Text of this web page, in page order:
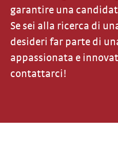
garantire una
Se sei alla ricerca di
desideri far parte di
appassionata e
contattarci!